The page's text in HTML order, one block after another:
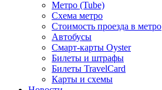
Метро (Tube)
Схема метро
Стоимость проезда в метро
Автобусы
Смарт-карты Oyster
Билеты и штрафы
Билеты TravelCard
Карты и схемы